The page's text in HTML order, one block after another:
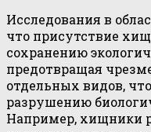
Исследования в
что присутствие
сохранению
предотвращая
отдельных видов,
разрушению
Например, хищники